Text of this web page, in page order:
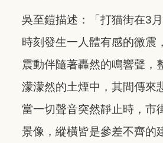
吳至鎧描述：「打猫街在3
時刻發生一人體有感的微震
震動伴隨著轟然的鳴響聲，
濛濛然的土煙中，其間傳來
當一切聲音突然靜止時，市
景像，縱橫皆是參差不齊的